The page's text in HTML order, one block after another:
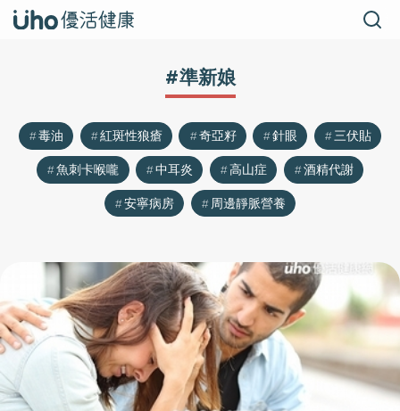
#準新娘
毒油 紅斑性狼瘡 奇亞籽 針眼
三伏貼
魚刺卡喉嚨
中耳炎 高山症
酒精代謝
安寧病房
周邊靜脈營養